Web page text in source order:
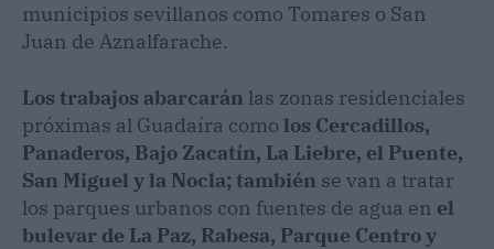
municipios sevillanos como Tomares o San
Juan de Aznalfarache.
Los trabajos abarcarán las zonas residenciales
próximas al Guadaíra como los Cercadillos,
Panaderos, Bajo Zacatín, La Liebre, el Puente,
San Miguel y la Nocla; también se van a tratar
los parques urbanos con fuentes de agua en el
bulevar de La Paz, Rabesa, Parque Centro y